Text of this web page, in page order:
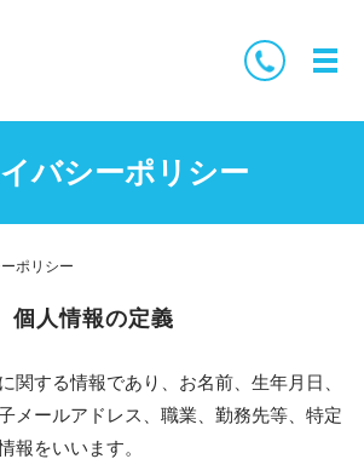
バシーポリシー
ポリシー
個人情報の定義
関する情報であり、お名前、生年月日、
メールアドレス、職業、勤務先等、特定
報をいいます。